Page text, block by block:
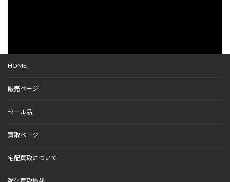
HOME
販売ページ
セール品
買取ページ
宅配買取について